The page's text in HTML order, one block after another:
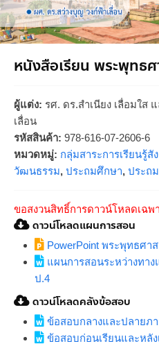
หนังสือเรียน พระพุทธ
ผู้แต่ง: รศ. ดร.สำเนียง เลื่อมใส
เลื่อน
รหัสสินค้า: 978-616-07-2606-6
หมวดหมู่: กลุ่มสาระการเรียนรู้
วัฒนธรรม, ประถมศึกษา, ประถ
ขอสงวนสิทธิ์การดาวน์โหลดเฉพ
ดาวน์โหลดแผนการสอน
PowerPoint พระพุทธศา
แผนการสอนระหว่างทา
ป.4
ดาวน์โหลดคลังข้อสอบ
ข้อสอบกลางและปลายภ
ข้อสอบก่อนเรียนและหลั